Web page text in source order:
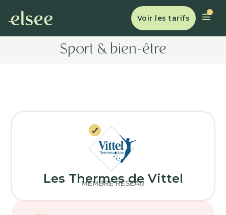
Voir les tarifs
Sport & bien-être
Les Thermes de Vittel
MEMBRE RÉSEAU